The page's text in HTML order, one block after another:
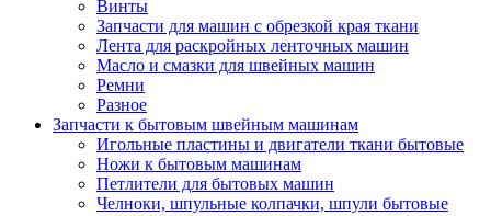
Винты
Запчасти для машин с обрезкой края ткани
Лента для раскройных ленточных машин
Масло и смазки для швейных машин
Ремни
Разное
Запчасти к бытовым швейным машинам
Игольные пластины и двигатели ткани бытовые
Ножи к бытовым машинам
Петлители для бытовых машин
Челноки, шпульные колпачки, шпули бытовые